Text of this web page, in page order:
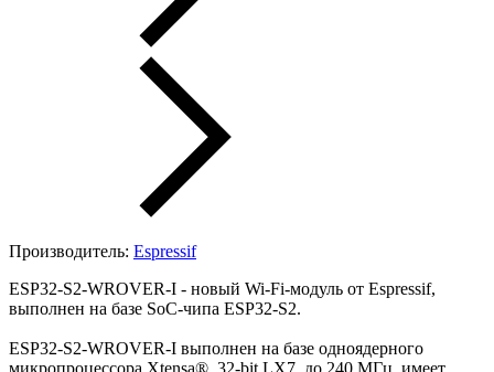
Производитель: Espressif
ESP32-S2-WROVER-I - новый Wi-Fi-модуль от Espressif,
выполнен на базе SoC-чипа ESP32-S2.
ESP32-S2-WROVER-I выполнен на базе одноядерного
микропроцессора Xtensa® 32-bit LX7, до 240 МГц, имеет